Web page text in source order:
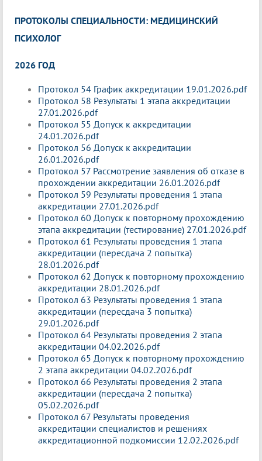
ПРОТОКОЛЫ СПЕЦИАЛЬНОСТИ: МЕДИЦИНСКИЙ
ПСИХОЛОГ
2026 ГОД
Протокол 54 График аккредитации 19.01.2026.pdf
Протокол 58 Результаты 1 этапа аккредитации
27.01.2026.pdf
Протокол 55 Допуск к аккредитации
24.01.2026.pdf
Протокол 56 Допуск к аккредитации
26.01.2026.pdf
Протокол 57 Рассмотрение заявления об отказе в
прохождении аккредитации 26.01.2026.pdf
Протокол 59 Результаты проведения 1 этапа
аккредитации 27.01.2026.pdf
Протокол 60 Допуск к повторному прохождению
этапа аккредитации (тестирование) 27.01.2026.pdf
Протокол 61 Результаты проведения 1 этапа
аккредитации (пересдача 2 попытка)
28.01.2026.pdf
Протокол 62 Допуск к повторному прохождению
аккредитации 28.01.2026.pdf
Протокол 63 Результаты проведения 1 этапа
аккредитации (пересдача 3 попытка)
29.01.2026.pdf
Протокол 64 Результаты проведения 2 этапа
аккредитации 04.02.2026.pdf
Протокол 65 Допуск к повторному прохождению
2 этапа аккредитации 04.02.2026.pdf
Протокол 66 Результаты проведения 2 этапа
аккредитации (пересдача 2 попытка)
05.02.2026.pdf
Протокол 67 Результаты проведения
аккредитации специалистов и решениях
аккредитационной подкомиссии 12.02.2026.pdf